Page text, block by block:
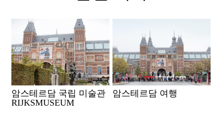
암스테르담 국립 미술관
RIJKSMUSEUM
암스테르담 여행